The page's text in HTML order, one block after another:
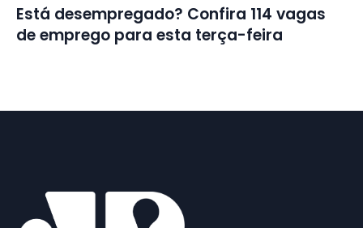
Está desempregado? Confira 114 vagas
de emprego para esta terça-feira